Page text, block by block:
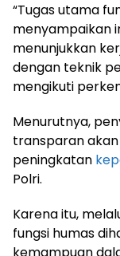
“Tugas utama
menyampaikan
menunjukkan
dengan teknik
mengikuti
Menurutnya,
transparan
peningkatan
Polri.
Karena itu,
fungsi humas
kemampuan